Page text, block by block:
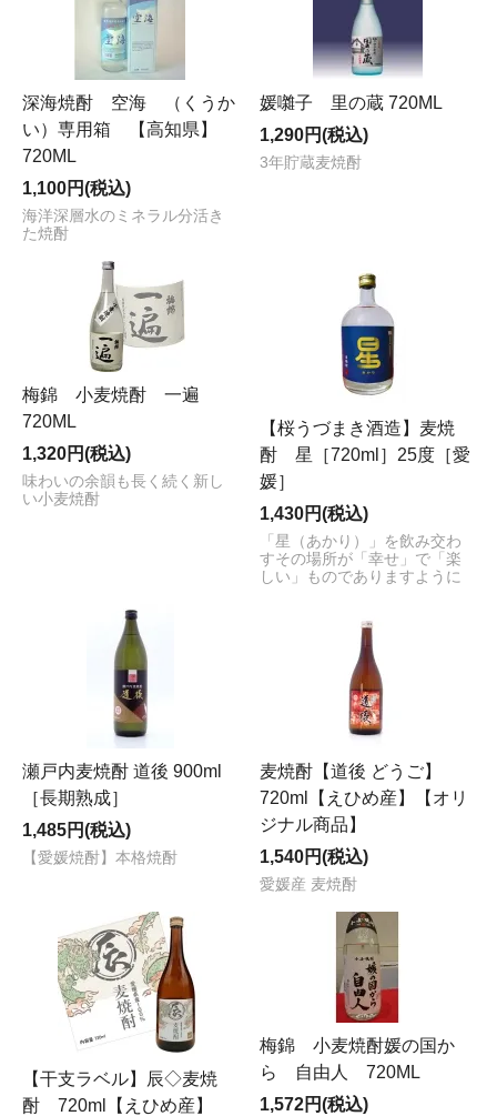
深海焼酎 空海 （くうか
い）専用箱 【高知県】
720ML
1,100円(税込)
海洋深層水のミネラル分活き
た焼酎
媛囃子 里の蔵 720ML
1,290円(税込)
3年貯蔵麦焼酎
梅錦 小麦焼酎 一遍
720ML
1,320円(税込)
味わいの余韻も長く続く新し
い小麦焼酎
【桜うづまき酒造】麦焼
酎 星［720ml］25度［愛
媛］
1,430円(税込)
「星（あかり）」を飲み交わ
すその場所が「幸せ」で「楽
しい」ものでありますように
瀬戸内麦焼酎 道後 900ml
［長期熟成］
1,485円(税込)
【愛媛焼酎】本格焼酎
麦焼酎【道後 どうご】
720ml【えひめ産】【オリ
ジナル商品】
1,540円(税込)
愛媛産 麦焼酎
【干支ラベル】辰◇麦焼
酎 720ml【えひめ産】
梅錦 小麦焼酎媛の国か
ら 自由人 720ML
1,572円(税込)